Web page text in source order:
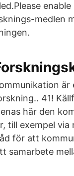
medlen
41!
här den
till exempel
för att
samarbete